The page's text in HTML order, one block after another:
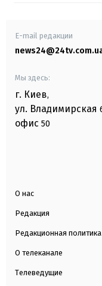
E-mail редакции
Мы здесь:
г. Киев,
ул. Владимирская
офис 50
О нас
Редакция
Редакционная политика
О телеканале
Телеведущие